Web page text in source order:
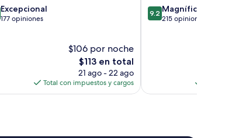
Excepcional
177 opiniones
$106 por noche
El
precio
actual
es
$113 en total
21 ago - 22 ago
Total con impuestos y cargos
9.2
de
9.2 Magnífico
215 opiniones